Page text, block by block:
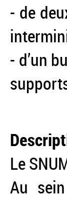
- de
- d’un
Le
Au